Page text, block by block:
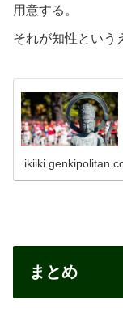
用意する。
それが知性という
まとめ